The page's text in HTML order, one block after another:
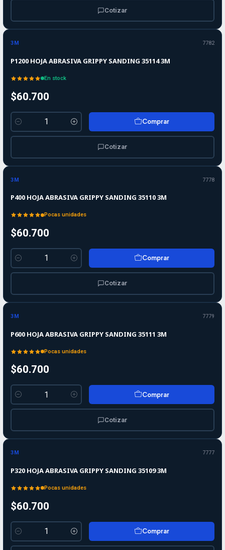
Cotizar
3M 7782
P1200 HOJA ABRASIVA GRIPPY SANDING 35114 3M
En stock
$60.700
Cantidad
Comprar
Cotizar
3M 7778
P400 HOJA ABRASIVA GRIPPY SANDING 35110 3M
Pocas unidades
$60.700
Cantidad
Comprar
Cotizar
3M 7779
P600 HOJA ABRASIVA GRIPPY SANDING 35111 3M
Pocas unidades
$60.700
Cantidad
Comprar
Cotizar
3M 7777
P320 HOJA ABRASIVA GRIPPY SANDING 35109 3M
Pocas unidades
$60.700
Cantidad
Comprar